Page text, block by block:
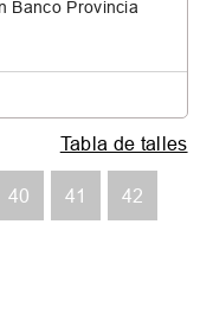
Banco Provincia
40 41 42
Tabla de talles